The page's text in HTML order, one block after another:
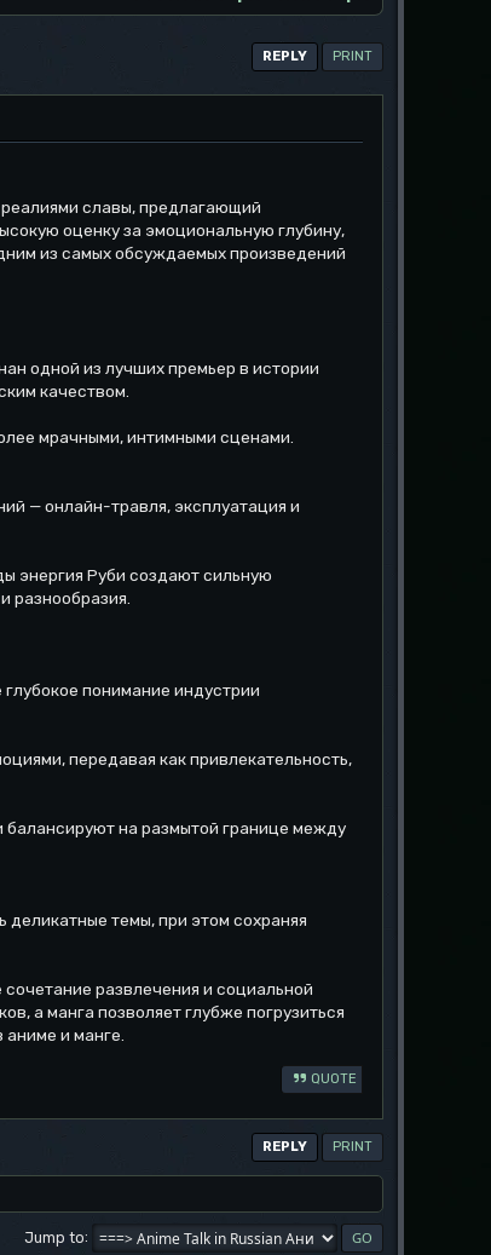
REPLY PRINT
славы, предлагающий
оценку за эмоциональную глубину,
из самых обсуждаемых произведений
одной из лучших премьер в истории
качеством.
мрачными, интимными сценами.
— онлайн-травля, эксплуатация и
энергия Руби создают сильную
разнообразия.
понимание индустрии
передавая как привлекательность,
балансируют на размытой границе между
деликатные темы, при этом сохраняя
развлечения и социальной
а манга позволяет глубже погрузиться
и манге.
QUOTE
REPLY PRINT
Jump to